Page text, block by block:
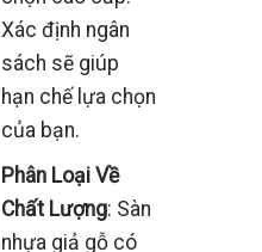
Xác định ngân
sách sẽ giúp
hạn chế lựa chọn
của bạn.
Phân Loại Về
Chất Lượng: Sàn
nhựa giả gỗ có